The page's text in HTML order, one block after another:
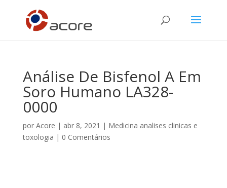
Análise De Bisfenol A Em
Soro Humano LA328-
0000
por Acore | abr 8, 2021 | Medicina analises clinicas e
toxologia | 0 Comentários